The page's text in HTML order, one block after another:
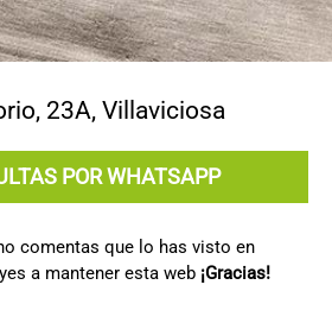
23A, Villaviciosa
POR WHATSAPP
comentas que lo has visto en
a mantener esta web ¡Gracias!